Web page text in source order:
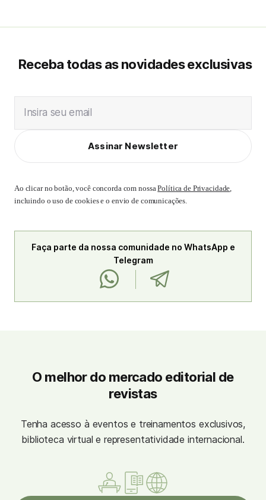
Receba todas as novidades exclusivas
Insira seu email
Assinar Newsletter
Ao clicar no botão, você concorda com nossaPolítica de Privacidade,
incluindo o uso de cookies e o envio de comunicações.
Faça parte da nossa comunidade no WhatsApp e
Telegram
O melhor do mercado editorial de
revistas
Tenha acesso à eventos e treinamentos exclusivos,
biblioteca virtual e representatividade internacional.